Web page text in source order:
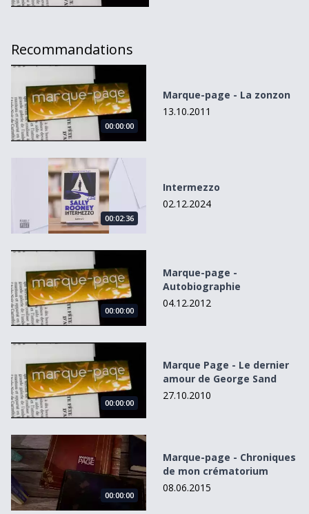
Recommandations
Marque-page - La zonzon
00:00:00
Marque-page - La zonzon
13.10.2011
Intermezzo
00:02:36
Intermezzo
02.12.2024
Marque-page - Autobiographie
00:00:00
Marque-page -
Autobiographie
04.12.2012
Marque Page - Le dernier amour de George Sand
00:00:00
Marque Page - Le dernier
amour de George Sand
27.10.2010
Marque-page - Chroniques de mon crématorium
00:00:00
Marque-page - Chroniques
de mon crématorium
08.06.2015